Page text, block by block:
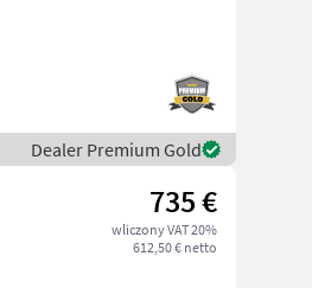
Dealer Premium Gold
735 €
wliczony VAT 20%
612,50 € netto